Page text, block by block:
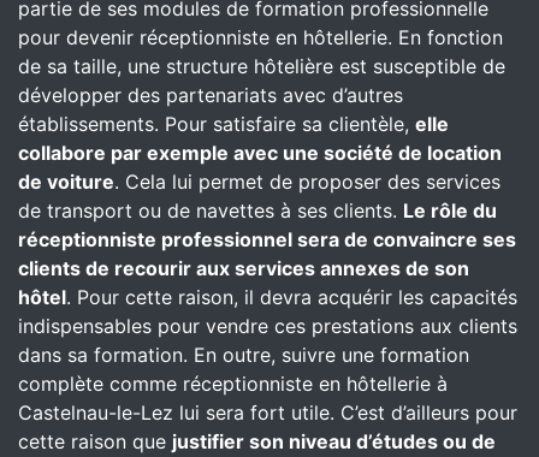
partie de ses modules de formation professionnelle
pour devenir réceptionniste en hôtellerie. En fonction
de sa taille, une structure hôtelière est susceptible de
développer des partenariats avec d’autres
établissements. Pour satisfaire sa clientèle, elle
collabore par exemple avec une société de location
de voiture. Cela lui permet de proposer des services
de transport ou de navettes à ses clients. Le rôle du
réceptionniste professionnel sera de convaincre ses
clients de recourir aux services annexes de son
hôtel. Pour cette raison, il devra acquérir les capacités
indispensables pour vendre ces prestations aux clients
dans sa formation. En outre, suivre une formation
complète comme réceptionniste en hôtellerie à
Castelnau-le-Lez lui sera fort utile. C’est d’ailleurs pour
cette raison que justifier son niveau d’études ou de